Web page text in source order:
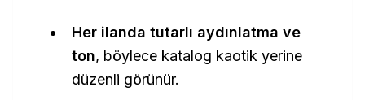
Her ilanda tutarlı aydınlatma ve
ton, böylece katalog kaotik yerine
düzenli görünür.